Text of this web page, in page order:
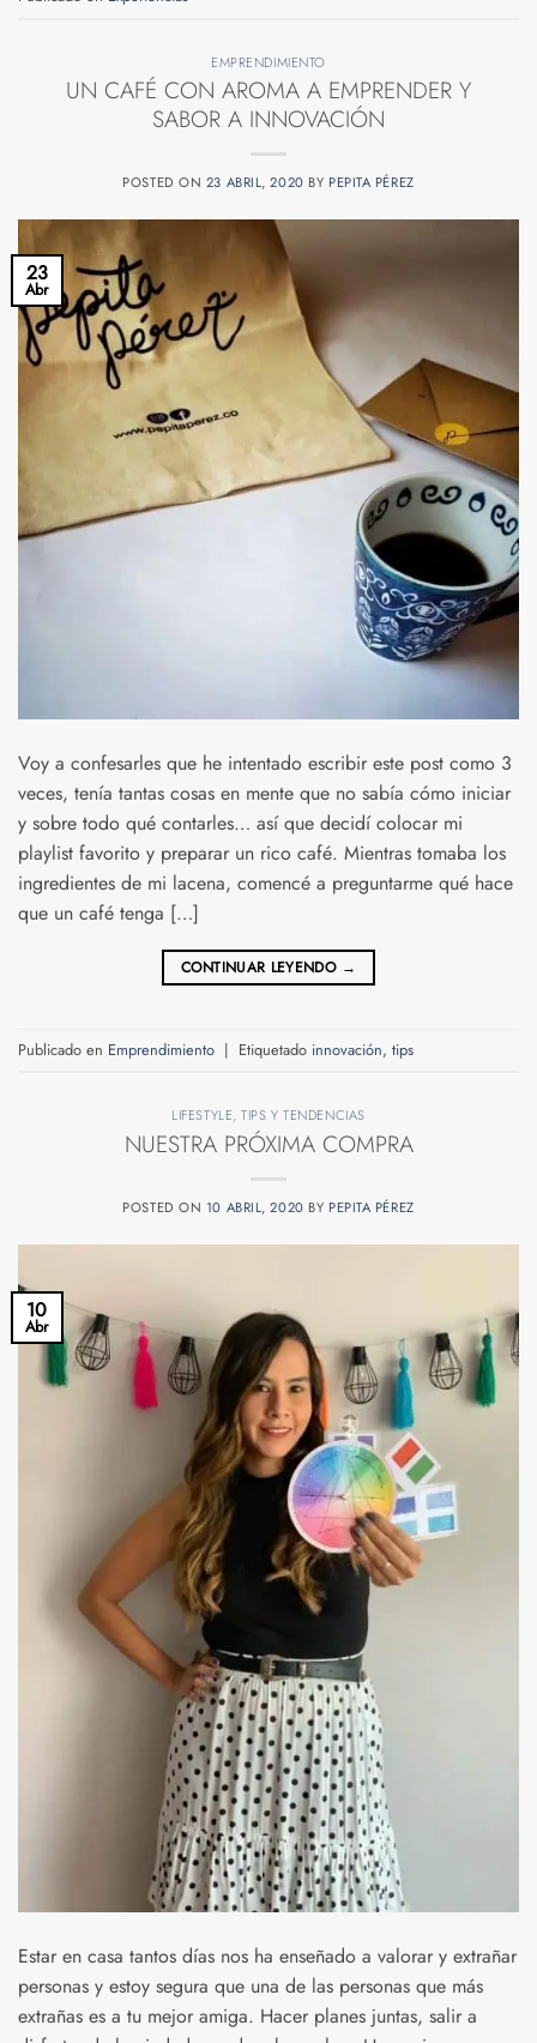
EMPRENDIMIENTO
UN CAFÉ CON AROMA A EMPRENDER Y
SABOR A INNOVACIÓN
POSTED ON 23 ABRIL, 2020 BY PEPITA PÉREZ
23
Abr
Voy a confesarles que he intentado escribir este post como 3
veces, tenía tantas cosas en mente que no sabía cómo iniciar
y sobre todo qué contarles… así que decidí colocar mi
playlist favorito y preparar un rico café. Mientras tomaba los
ingredientes de mi lacena, comencé a preguntarme qué hace
que un café tenga […]
CONTINUAR LEYENDO →
Publicado en Emprendimiento | Etiquetado innovación, tips
LIFESTYLE,TIPS Y TENDENCIAS
NUESTRA PRÓXIMA COMPRA
POSTED ON 10 ABRIL, 2020 BY PEPITA PÉREZ
10
Abr
Estar en casa tantos días nos ha enseñado a valorar y extrañar
personas y estoy segura que una de las personas que más
extrañas es a tu mejor amiga. Hacer planes juntas, salir a